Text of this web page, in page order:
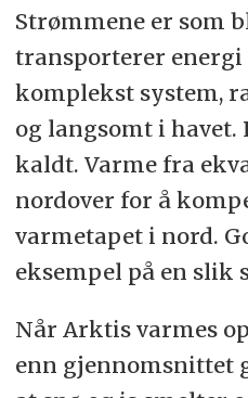
Strømmene er som
transporterer energi
komplekst system,
og langsomt i havet.
kaldt. Varme fra
nordover for å
varmetapet i nord.
eksempel på en slik
Når Arktis varmes
enn gjennomsnittet